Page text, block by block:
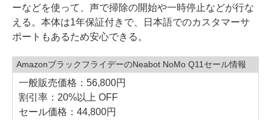
ーなどを使って、声で掃除の開始や一時停止などが行な
える。本体は1年保証付きで、日本語でのカスタマーサ
ポートもあるため安心できる。
AmazonブラックフライデーのNeabot NoMo Q11セール情報
一般販売価格：56,800円
割引率：20%以上 OFF
セール価格：44,800円